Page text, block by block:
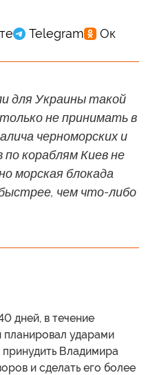
для Украины такой
не принимать в
черноморских и
по кораблям Киев не
морская блокада
чем что-либо
дней, в течение
планировал ударами
Владимира
и сделать его более